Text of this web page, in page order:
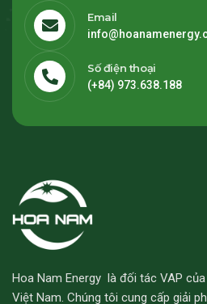
Email
Số điện thoại
(+84) 973.638.188
Hoa Nam Energy là đối tác VAP
Việt Nam. Chúng tôi cung cấp giải